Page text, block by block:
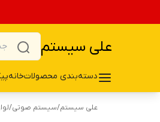
علی سیستم
دسته‌بندی محصولاتخانه
علی سیستم/سیستم صوتی/